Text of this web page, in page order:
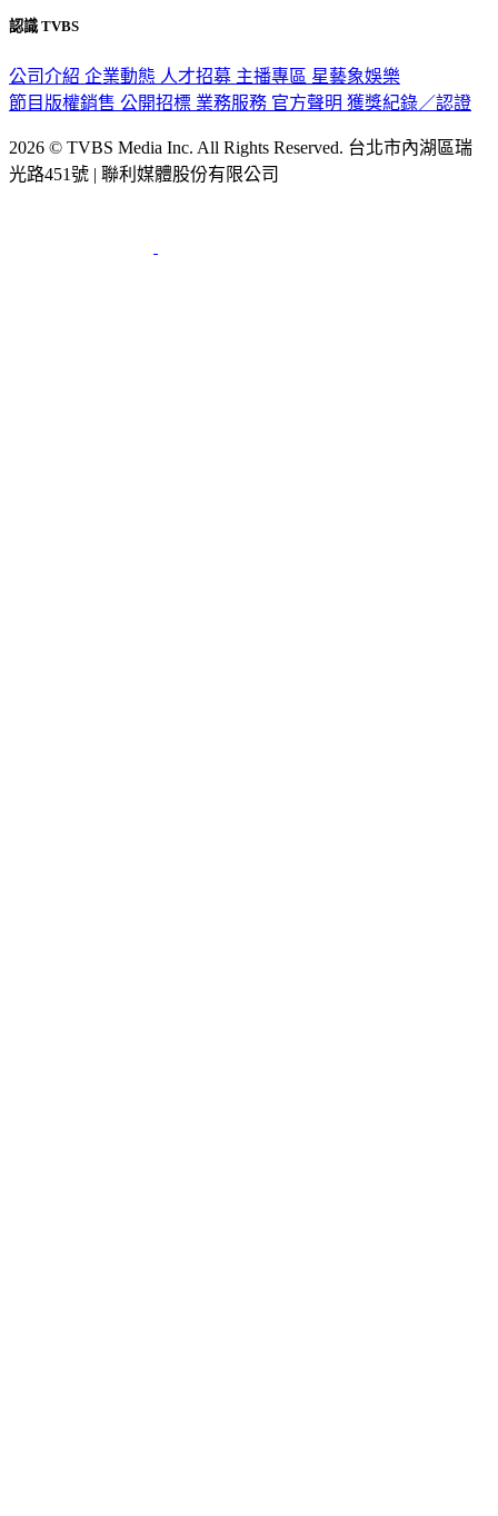
認識 TVBS
公司介紹 企業動態 人才招募 主播專區 星藝象娛樂
節目版權銷售 公開招標 業務服務 官方聲明 獲獎紀錄／認證
2026 © TVBS Media Inc. All Rights Reserved. 台北市內湖區瑞
光路451號 | 聯利媒體股份有限公司